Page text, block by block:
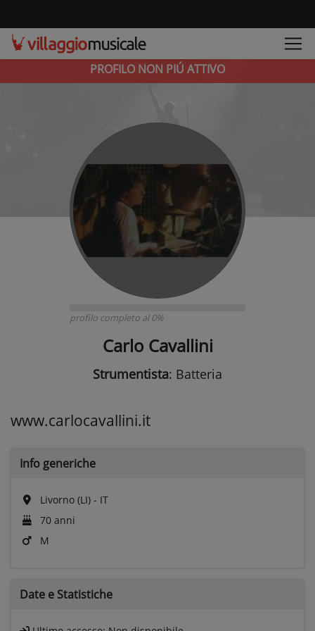
PROFILO NON PIÚ ATTIVO
profilo completo al 0%
Carlo Cavallini
Strumentista: Batteria
www.carlocavallini.it
Info generiche
Livorno (LI) - IT
70 anni
M
Date e Statistiche